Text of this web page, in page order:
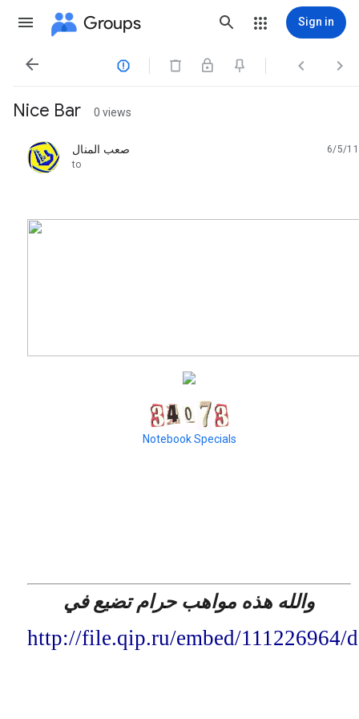
Groups Sign in
   
Nice Bar 0 views
صعب المنال
unread,
6/5/11
to
Notebook Specials
والله هذه مواهب حرام تضيع في
http://file.qip.ru/embed/111226964/